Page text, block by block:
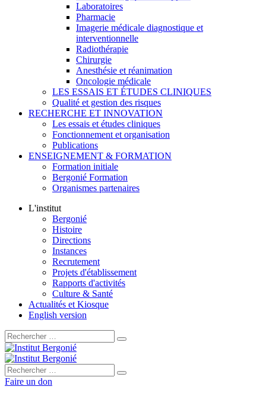
Laboratoires
Pharmacie
Imagerie médicale diagnostique et
interventionnelle
Radiothérapie
Chirurgie
Anesthésie et réanimation
Oncologie médicale
LES ESSAIS ET ÉTUDES CLINIQUES
Qualité et gestion des risques
RECHERCHE ET INNOVATION
Les essais et études cliniques
Fonctionnement et organisation
Publications
ENSEIGNEMENT & FORMATION
Formation initiale
Bergonié Formation
Organismes partenaires
L'institut
Bergonié
Histoire
Directions
Instances
Recrutement
Projets d'établissement
Rapports d'activités
Culture & Santé
Actualités et Kiosque
English version
Rechercher :
Rechercher :
Faire un don